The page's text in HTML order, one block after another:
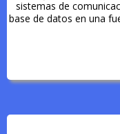
sistemas de
base de datos en una